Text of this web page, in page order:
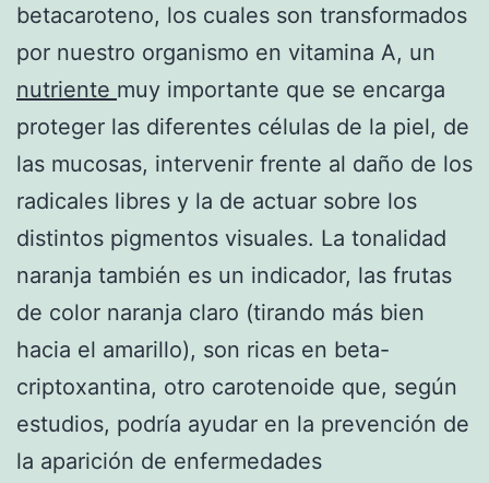
betacaroteno, los cuales son transformados
por nuestro organismo en vitamina A, un
nutriente muy importante que se encarga
proteger las diferentes células de la piel, de
las mucosas, intervenir frente al daño de los
radicales libres y la de actuar sobre los
distintos pigmentos visuales. La tonalidad
naranja también es un indicador, las frutas
de color naranja claro (tirando más bien
hacia el amarillo), son ricas en beta-
criptoxantina, otro carotenoide que, según
estudios, podría ayudar en la prevención de
la aparición de enfermedades